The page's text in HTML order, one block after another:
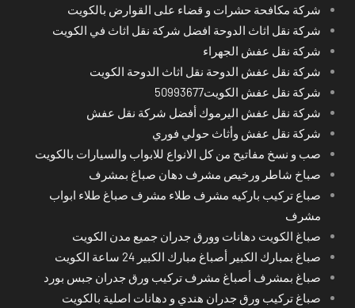
شركة مكافحة حشرات و قضاء على القوارض بالكويت
شركة نقل اثاث الدوحة افضل شركة نقل اثاث في الكويت
شركة نقل عفش الجهراء
شركة نقل عفش الدوحة نقل اثاث الدوحة الكويت
شركة نقل عفش الكويت50993677
شركة نقل عفش اليرموك أفضل شركة نقل عفش
شركة نقل عفش وأثاث حولي فوري
صب و نسخ مفاتيح من كل الانواع للابواب والسيارات بالكويت
صباخ شاطر ورخيص مشرف دهان صباغ بمشرف
صباع تركيب باركيه مشرف طلاء مشرف صباغ طلاء ابواب
مشرف
صباغ الكويت دهانات وورق جدران جميع مدن الكويت
صباغ بمبارك الكبير أصباغ مبارك الكبير 24 ساعة الكويت
صباغ بمشرف أصباغ مشرف تركيب ورق جدران جبس بورد
صباغ تركيب ورق جدران هندي و دهانات اصلية بالكويت